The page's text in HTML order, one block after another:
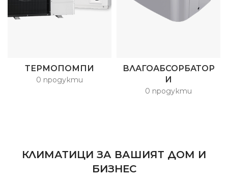
ТЕРМОПОМПИ
0 продукти
ВЛАГОАБСОРБАТОР
И
0 продукти
КЛИМАТИЦИ ЗА ВАШИЯТ ДОМ И
БИЗНЕС